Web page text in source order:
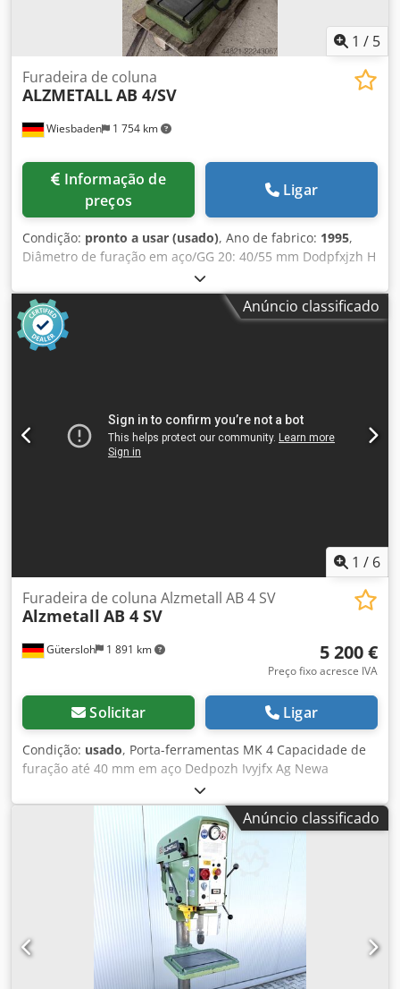
1 / 5
Wiesbaden 1 754 km
Furadeira de coluna
ALZMETALLAB 4/SV
preços
Ligar
Condição: pronto a usar (usado), Ano de fabrico: 1995,
Diâmetro de furação em aço/GG 20: 40/55 mm Dodpfxjzh H
D Nj Ag Nowa Cone do fuso: MK 4 Alcance: 345 mm
Dimensão da mesa: 450 x 600 mm Máx. distância entre
mesa e pinola: 785 mm Curso da pinola: 180 mm Rotações
do fuso em 4 grupos por motor comutável por polos e
caixa de engrenagens, além de regulagem contínua: 160 -
Anúncio classificado
1 / 6
Gütersloh 1 891 km
Furadeira de coluna Alzmetall AB 4 SV
Alzmetall AB 4 SV
5 200 €
Preço fixo acresce IVA
Solicitar Ligar
Condição: usado, Porta-ferramentas MK 4 Capacidade de
furação até 40 mm em aço Dedpozh Ivyjfx Ag Newa
Rotação à direita e à esquerda Regulação contínua da
rotação com indicação Avanço automático
Anúncio classificado